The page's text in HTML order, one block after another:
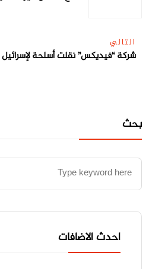
التالي
شركة “فيديكس” نقلت أسلحة
بحث
احدث الاضافات